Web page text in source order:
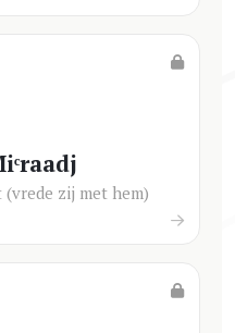
zij met hem)